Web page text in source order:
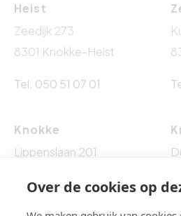
Heist
Zeedijk 273
8301 Knokke-Heist
Tel: 050 51 07 01
Knokke
Lippenslaan 201
Over de cookies op